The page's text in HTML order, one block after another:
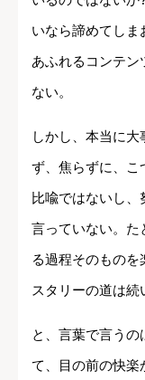
いなら諦めてしま
あふれるコンテ
ない。
しかし、本当に
ず、焦らずに、こ
比喩ではないし
言っていない。た
る過程そのもの
スタリーの道は続
と、言葉で言う
て、目の前の快楽